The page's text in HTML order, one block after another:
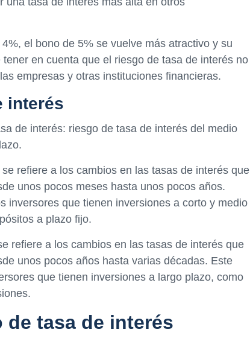
el bono de 5% se vuelve más atractivo y su
en cuenta que el riesgo de tasa de interés no
empresas y otras instituciones financieras.
interés
de interés: riesgo de tasa de interés del medio
refiere a los cambios en las tasas de interés que
unos pocos meses hasta unos pocos años.
inversores que tienen inversiones a corto y medio
a plazo fijo.
refiere a los cambios en las tasas de interés que
unos pocos años hasta varias décadas. Este
que tienen inversiones a largo plazo, como
de tasa de interés